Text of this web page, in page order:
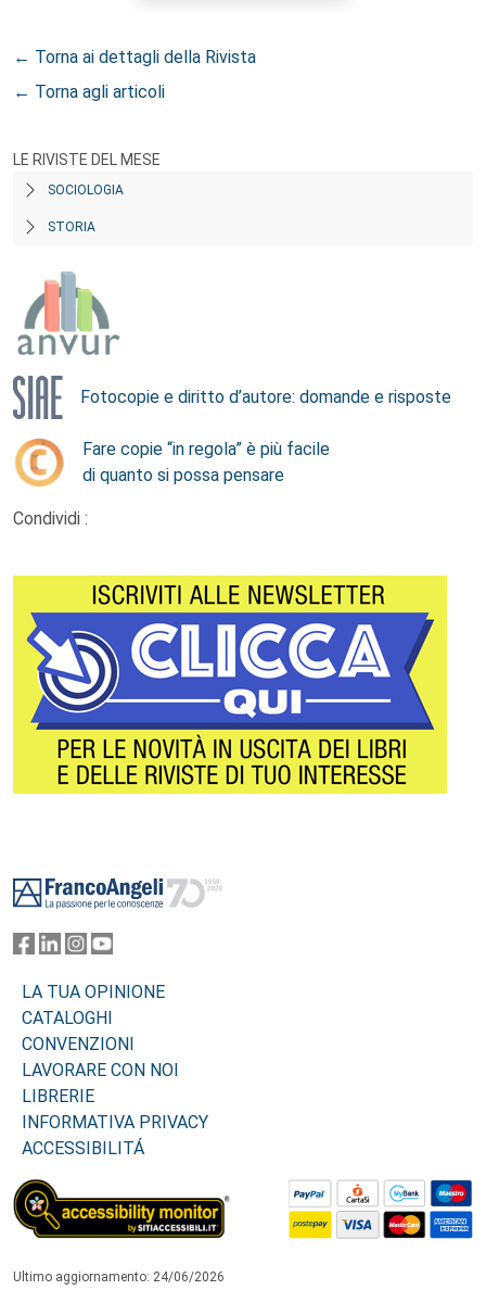
← Torna ai dettagli della Rivista
← Torna agli articoli
LE RIVISTE DEL MESE
SOCIOLOGIA
STORIA
Fotocopie e diritto d’autore: domande e risposte
Fare copie “in regola” è più facile
di quanto si possa pensare
Condividi :
LA TUA OPINIONE
CATALOGHI
CONVENZIONI
LAVORARE CON NOI
LIBRERIE
INFORMATIVA PRIVACY
ACCESSIBILITÁ
Ultimo aggiornamento: 24/06/2026